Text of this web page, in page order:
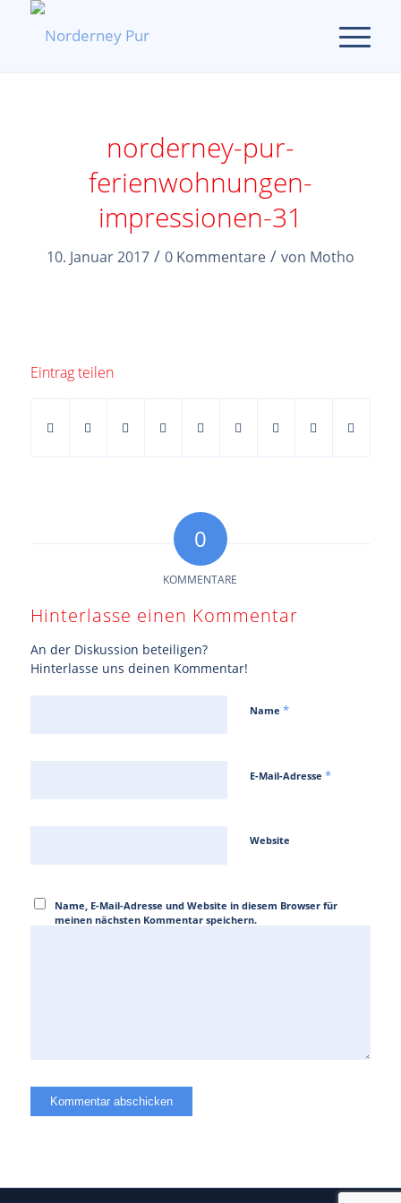
norderney-pur-
ferienwohnungen-
impressionen-31
10. Januar 2017 / 0 Kommentare / von Motho
Eintrag teilen
0
KOMMENTARE
Hinterlasse einen Kommentar
An der Diskussion beteiligen?
Hinterlasse uns deinen Kommentar!
Name *
E-Mail-Adresse *
Website
Name, E-Mail-Adresse und Website in diesem Browser für
meinen nächsten Kommentar speichern.